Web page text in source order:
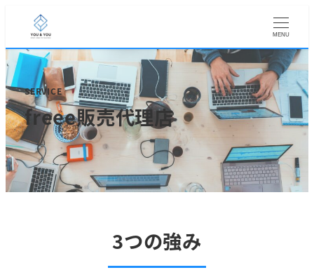
コ
ン
テ
ン
ツ
へ
移
動
MENU
SERVICE
freee販売代理店
3つの強み